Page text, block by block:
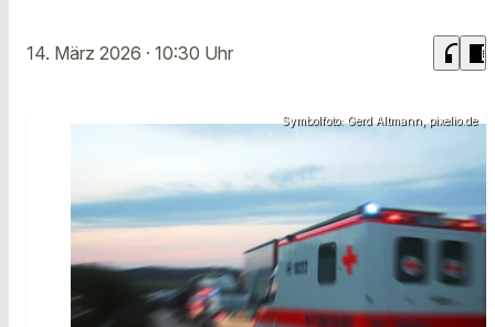
14. März 2026 · 10:30 Uhr headphones chrome_reader_mode
Symbolfoto: Gerd Altmann, pixelio.de